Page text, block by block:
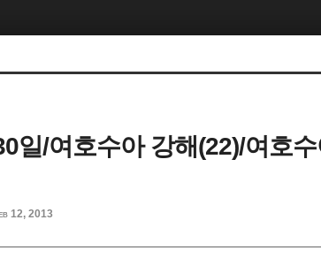
일/여호수아 강해(22)/여호수
12, 2013